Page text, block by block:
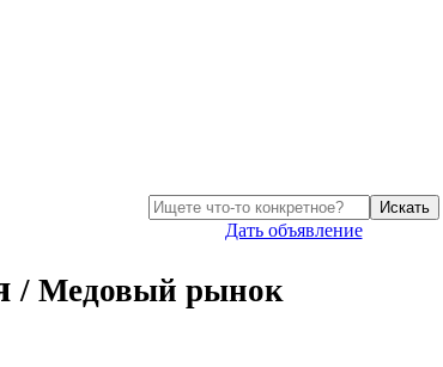
Искать
Дать объявление
/ Медовый рынок